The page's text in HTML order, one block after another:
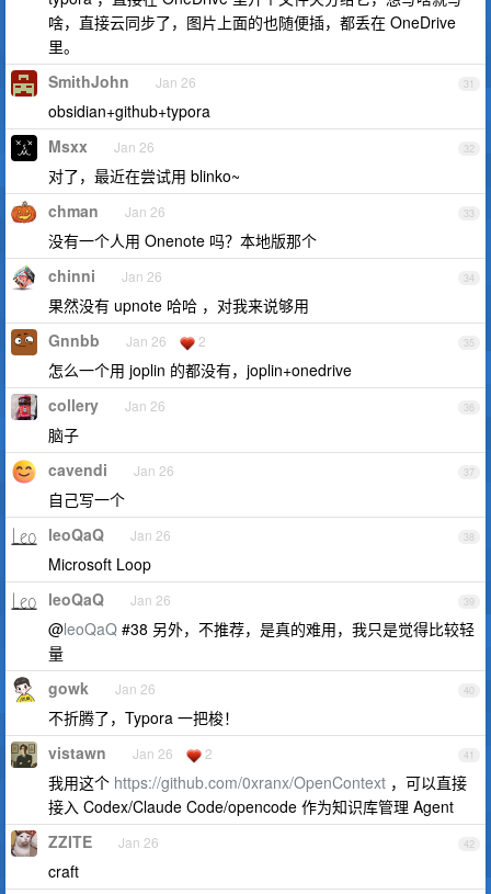
啥，直接云同步了，图片上面的也随便插，都丢在 OneDrive
里。
31
SmithJohn Jan 26
obsidian+github+typora
32
Msxx Jan 26
对了，最近在尝试用 blinko~
33
chman Jan 26
没有一个人用 Onenote 吗？本地版那个
34
chinni Jan 26
果然没有 upnote 哈哈 ，对我来说够用
35
Gnnbb Jan 26 2
怎么一个用 joplin 的都没有，joplin+onedrive
36
collery Jan 26
脑子
37
cavendi Jan 26
自己写一个
38
leoQaQ Jan 26
Microsoft Loop
39
leoQaQ Jan 26
@leoQaQ #38 另外，不推荐，是真的难用，我只是觉得比较轻
量
40
gowk Jan 26
不折腾了，Typora 一把梭！
41
vistawn Jan 26 2
我用这个 https://github.com/0xranx/OpenContext ，可以直接
接入 Codex/Claude Code/opencode 作为知识库管理 Agent
42
ZZITE Jan 26
craft